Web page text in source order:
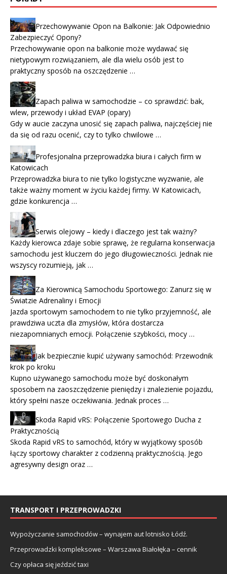
Przechowywanie Opon na Balkonie: Jak Odpowiednio
Zabezpieczyć Opony?
Przechowywanie opon na balkonie może wydawać się
nietypowym rozwiązaniem, ale dla wielu osób jest to
praktyczny sposób na oszczędzenie …
Zapach paliwa w samochodzie – co sprawdzić: bak,
wlew, przewody i układ EVAP (opary)
Gdy w aucie zaczyna unosić się zapach paliwa, najczęściej nie
da się od razu ocenić, czy to tylko chwilowe …
Profesjonalna przeprowadzka biura i całych firm w
Katowicach
Przeprowadzka biura to nie tylko logistyczne wyzwanie, ale
także ważny moment w życiu każdej firmy. W Katowicach,
gdzie konkurencja …
Serwis olejowy – kiedy i dlaczego jest tak ważny?
Każdy kierowca zdaje sobie sprawę, że regularna konserwacja
samochodu jest kluczem do jego długowieczności. Jednak nie
wszyscy rozumieją, jak …
Za Kierownicą Samochodu Sportowego: Zanurz się w
Światzie Adrenaliny i Emocji
Jazda sportowym samochodem to nie tylko przyjemność, ale
prawdziwa uczta dla zmysłów, która dostarcza
niezapomnianych emocji. Połączenie szybkości, mocy …
Jak bezpiecznie kupić używany samochód: Przewodnik
krok po kroku
Kupno używanego samochodu może być doskonałym
sposobem na zaoszczędzenie pieniędzy i znalezienie pojazdu,
który spełni nasze oczekiwania. Jednak proces …
Skoda Rapid vRS: Połączenie Sportowego Ducha z
Praktycznością
Skoda Rapid vRS to samochód, który w wyjątkowy sposób
łączy sportowy charakter z codzienną praktycznością. Jego
agresywny design oraz …
TRANSPORT I PRZEPROWADZKI
Wypożyczanie samochodów – wynajem aut lotnisko Łódź.
Przeprowadzki kompleksowe – Warszawa Białołęka – cennik
Czy opłaca się jeździć taxi